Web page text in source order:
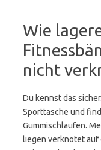
Wie
nicht
Du kennst das
Sporttasche und
Gummischlaufen.
liegen verknotet auf